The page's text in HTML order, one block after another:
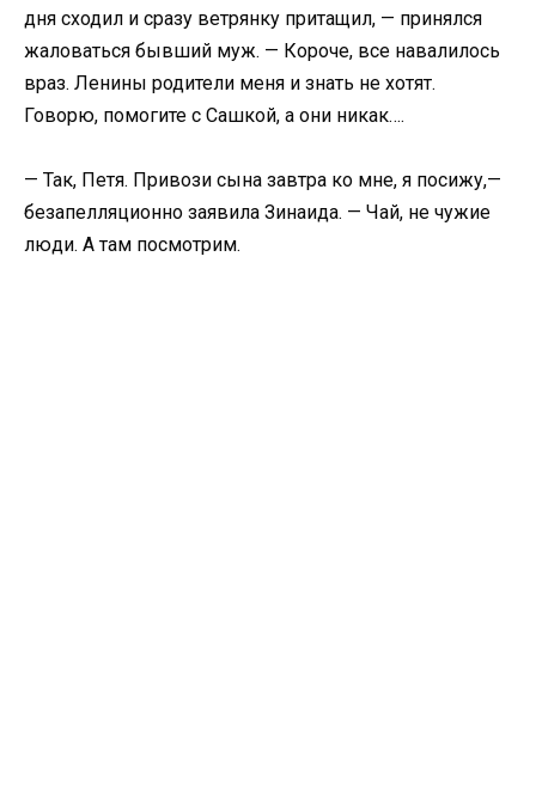
дня сходил и сразу ветрянку притащил, — принялся
жаловаться бывший муж. — Короче, все навалилось
враз. Ленины родители меня и знать не хотят.
Говорю, помогите с Сашкой, а они никак….
— Так, Петя. Привози сына завтра ко мне, я посижу,—
безапелляционно заявила Зинаида. — Чай, не чужие
люди. А там посмотрим.